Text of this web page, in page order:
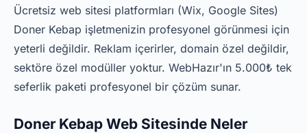
Ücretsiz web sitesi platformları (Wix, Google Sites)
Doner Kebap işletmenizin profesyonel görünmesi için
yeterli değildir. Reklam içerirler, domain özel değildir,
sektöre özel modüller yoktur. WebHazır'ın 5.000₺ tek
seferlik paketi profesyonel bir çözüm sunar.
Doner Kebap Web Sitesinde Neler